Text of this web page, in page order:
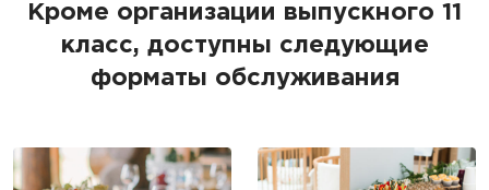
Кроме организации выпускного 11
класс, доступны следующие
форматы обслуживания